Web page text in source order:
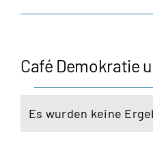
Café Demokratie
Hinweis
Es wurden keine